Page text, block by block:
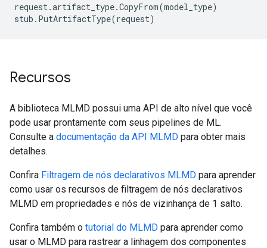
request.artifact_type.CopyFrom(model_type)
stub . PutArtifactType(request)
Recursos
A biblioteca MLMD possui uma API de alto nível que você
pode usar prontamente com seus pipelines de ML.
Consulte a documentação da API MLMD para obter mais
detalhes.
Confira Filtragem de nós declarativos MLMD para aprender
como usar os recursos de filtragem de nós declarativos
MLMD em propriedades e nós de vizinhança de 1 salto.
Confira também o tutorial do MLMD para aprender como
usar o MLMD para rastrear a linhagem dos componentes